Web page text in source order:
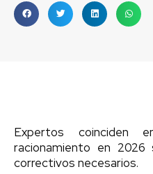
Expertos
racionamiento en
correctivos necesarios.